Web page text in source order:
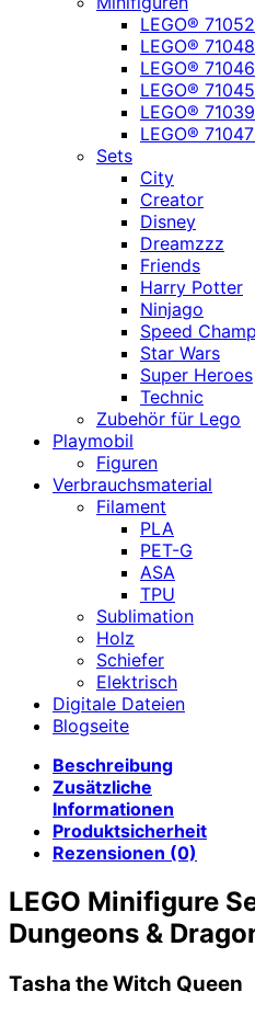
LEGO®
LEGO®
LEGO®
LEGO®
LEGO®
LEGO®
Sets
City
Creator
Disney
Dreamzzz
Friends
Harry Potter
Ninjago
Speed
Star Wars
Super Heroes
Technic
Zubehör für Lego
Playmobil
Figuren
Verbrauchsmaterial
Filament
PLA
PET-G
ASA
TPU
Sublimation
Holz
Schiefer
Elektrisch
Digitale Dateien
Blogseite
Beschreibung
Zusätzliche
Informationen
Produktsicherheit
Rezensionen (0)
LEGO Minifigure
Dungeons &
Tasha the Witch Queen